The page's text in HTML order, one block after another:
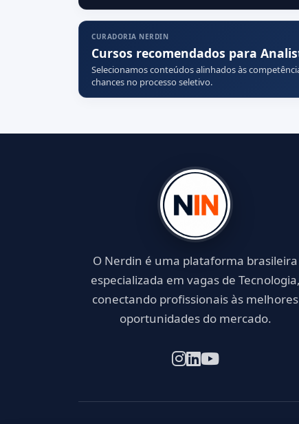
CURADORIA NERDIN
Cursos recomendados para
Selecionamos conteúdos alinhados às
chances no processo seletivo.
O Nerdin é uma plataforma brasileira
especializada em vagas de Tecnologia,
conectando profissionais às melhores
oportunidades do mercado.